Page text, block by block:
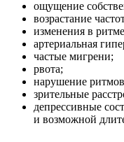
ощущение
возрастание
изменения в
артериальная
частые мигрени;
рвота;
нарушение
зрительные
депрессивные
и возможной